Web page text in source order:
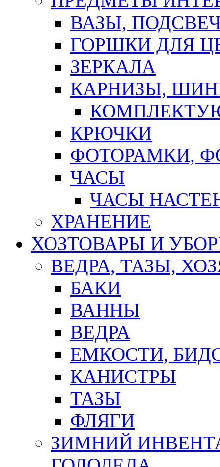
ВАЗЫ,
ГОРШКИ ДЛЯ
ЗЕРКАЛА
КАРНИЗЫ,
КРЮЧКИ
ФОТОРАМКИ,
ЧАСЫ
ЧАСЫ
ХРАНЕНИЕ
ХОЗТОВАРЫ И
ВЕДРА, ТАЗЫ,
БАКИ
ВАННЫ
ВЕДРА
ЕМКОСТИ,
КАНИСТРЫ
ТАЗЫ
ФЛЯГИ
ЗИМНИЙ